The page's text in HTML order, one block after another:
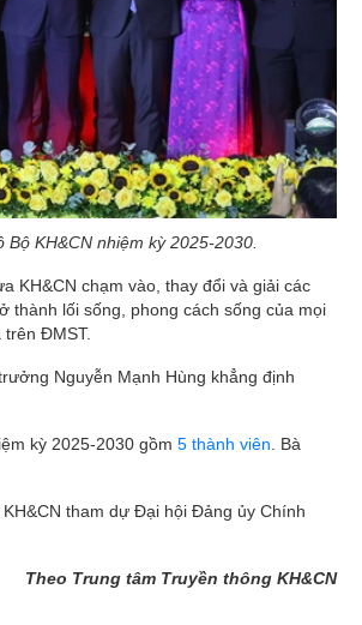
KH&CN nhiệm kỳ 2025-2030.
KH&CN chạm vào, thay đổi và giải các
thành lối sống, phong cách sống của mọi
ĐMST.
Nguyễn Mạnh Hùng khẳng định
kỳ 2025-2030 gồm 5 thành viên. Bà
tham dự Đại hội Đảng ủy Chính
Theo Trung tâm Truyền thông KH&CN